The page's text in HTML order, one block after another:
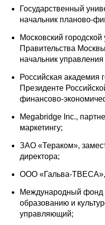
Научные труды
Информация
Семинары
Российско-
Государственный
начальник планово-
Московский
Правительства
начальник
Российская академия
Президенте
финансово-
Megabridge Inc.,
маркетингу;
ЗАО «Тераком»,
директора;
ООО «Гальва-ТВЕСА»,
Международный фонд
образованию и
управляющий;